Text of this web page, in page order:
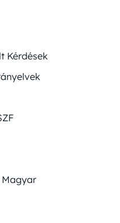
Kérdések
Magyar